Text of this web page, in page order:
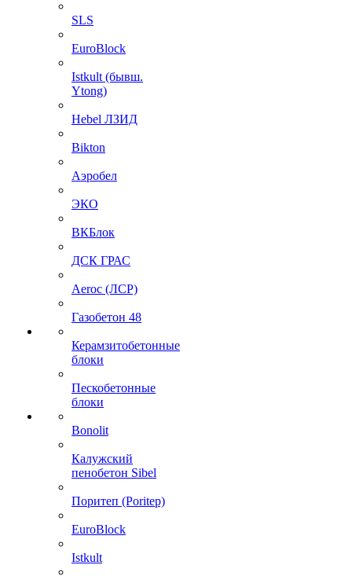
SLS
EuroBlock
Istkult (бывш.
Ytong)
Hebel ЛЗИД
Bikton
Аэробел
ЭКО
ВКБлок
ДСК ГРАС
Aeroc (ЛСР)
Газобетон 48
Керамзитобетонные
блоки
Пескобетонные
блоки
Bonolit
Калужский
пенобетон Sibel
Поритеп (Poritep)
EuroBlock
Istkult